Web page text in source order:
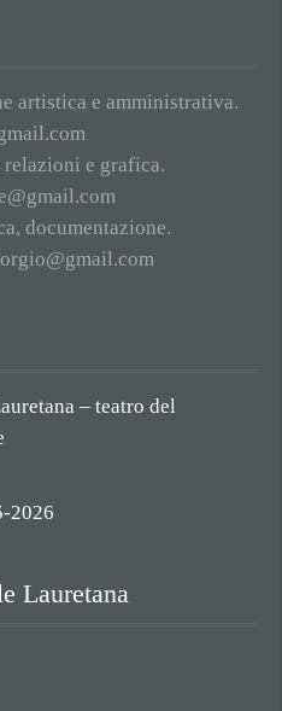
artistica e amministrativa.
relazioni e grafica.
documentazione.
– teatro del
2026
Lauretana